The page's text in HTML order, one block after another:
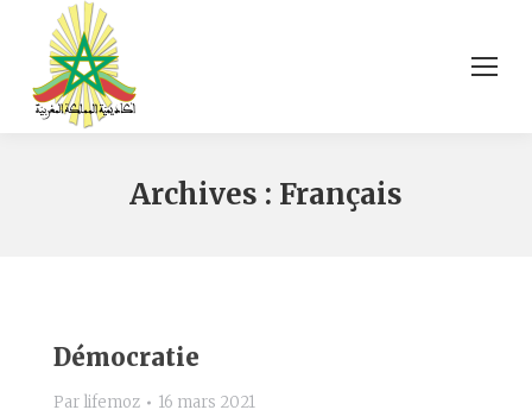
Archives : Français
Démocratie
Par lifemoz 16 mars 2021